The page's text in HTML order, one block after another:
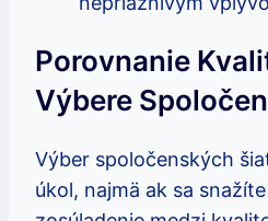
Porovnanie
Výbere
Výber spoločenských
úkol, najmä ak sa